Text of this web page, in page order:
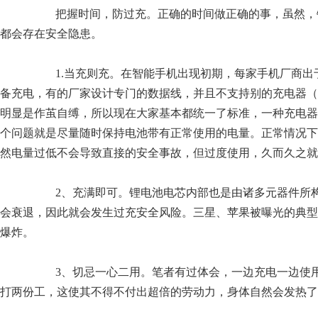
把握时间，防过充。正确的时间做正确的事，虽然
都会存在安全隐患。
1.当充则充。在智能手机出现初期，每家手机厂商
备充电，有的厂家设计专门的数据线，并且不支持别的充电器
明显是作茧自缚，所以现在大家基本都统一了标准，一种充电
个问题就是尽量随时保持电池带有正常使用的电量。正常情况
然电量过低不会导致直接的安全事故，但过度使用，久而久之
2、充满即可。锂电池电芯内部也是由诸多元器件
会衰退，因此就会发生过充安全风险。三星、苹果被曝光的典
爆炸。
3、切忌一心二用。笔者有过体会，一边充电一边
打两份工，这使其不得不付出超倍的劳动力，身体自然会发热